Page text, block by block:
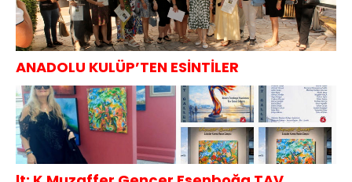
ANADOLU KULÜP’TEN ESİNTİLER